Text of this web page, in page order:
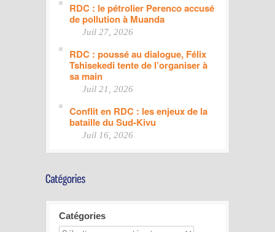
RDC : le pétrolier Perenco accusé
de pollution à Muanda
Juil 27, 2026
RDC : poussé au dialogue, Félix
Tshisekedi tente de l’organiser à
sa main
Juil 21, 2026
Conflit en RDC : les enjeux de la
bataille du Sud-Kivu
Juil 16, 2026
Catégories